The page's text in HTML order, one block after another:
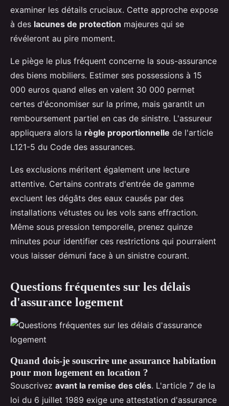
examiner les détails cruciaux. Cette approche expose
à des lacunes de protection majeures qui se
révéleront au pire moment.
Le piège le plus fréquent concerne la sous-assurance
des biens mobiliers. Estimer ses possessions à 15
000 euros quand elles en valent 30 000 permet
certes d'économiser sur la prime, mais garantit un
remboursement partiel en cas de sinistre. L'assureur
appliquera alors la règle proportionnelle de l'article
L121-5 du Code des assurances.
Les exclusions méritent également une lecture
attentive. Certains contrats d'entrée de gamme
excluent les dégâts des eaux causés par des
installations vétustes ou les vols sans effraction.
Même sous pression temporelle, prenez quinze
minutes pour identifier ces restrictions qui pourraient
vous laisser démuni face à un sinistre courant.
Questions fréquentes sur les délais
d'assurance logement
Quand dois-je souscrire une assurance habitation
pour mon logement en location ?
Souscrivez avant la remise des clés. L'article 7 de la
loi du 6 juillet 1989 exige une attestation d'assurance